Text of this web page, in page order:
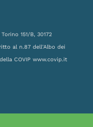
151/B, 30172
al n.87 dell'Albo dei
COVIP www.covip.it